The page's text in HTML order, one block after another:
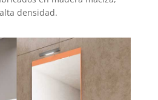
densidad.